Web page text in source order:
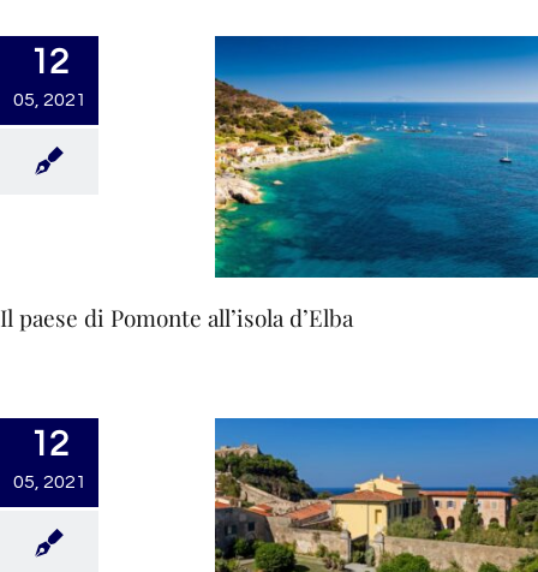
12
05, 2021
Il paese di Pomonte all’isola d’Elba
12
05, 2021